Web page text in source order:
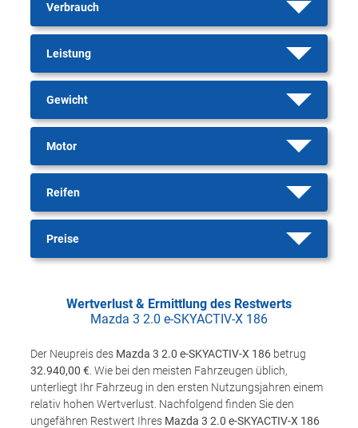
Verbrauch
Leistung
Gewicht
Motor
Reifen
Preise
Wertverlust & Ermittlung des Restwerts
Mazda 3 2.0 e-SKYACTIV-X 186
Der Neupreis des Mazda 3 2.0 e-SKYACTIV-X 186 betrug
32.940,00 € . Wie bei den meisten Fahrzeugen üblich,
unterliegt Ihr Fahrzeug in den ersten Nutzungsjahren einem
relativ hohen Wertverlust. Nachfolgend finden Sie den
ungefähren Restwert Ihres Mazda 3 2.0 e-SKYACTIV-X 186